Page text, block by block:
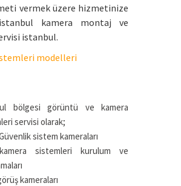
vermek üzere hizmetinize
istanbul kamera montaj ve
istanbul.
modelleri
bölgesi görüntü ve kamera
servisi olarak;
sistem kameraları
sistemleri kurulum ve
kameraları